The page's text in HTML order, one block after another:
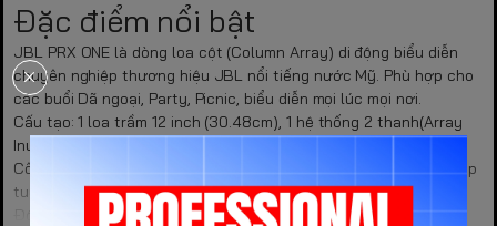
Đặc điểm nổi bật
JBL PRX ONE là dòng loa cột (Column Array) di động biểu diễn
chuyên nghiệp thương hiệu JBL nổi tiếng nước Mỹ. Phù hợp cho
các buổi Dã ngoại, Party, Picnic, biểu diễn mọi lúc mọi nơi.
Cấu tạo: 1 loa trầm 12 inch (30.48cm), 1 hệ thống 2 thanh(Array
Inumbration Mechanics), 12 loa Tweeter 2. 5 inch (6.35cm)
Công suất RMS/Peak: 1000W/2000W mạch Class D - Tần số đáp
tuyến: 40Hz - 20kHz (±3 dB)
Độ nhạy: 130dB Peak